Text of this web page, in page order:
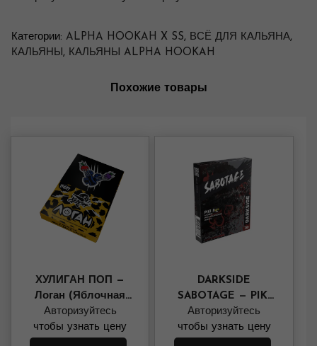
Категории: ALPHA HOOKAH X SS, ВСЁ ДЛЯ КАЛЬЯНА,
КАЛЬЯНЫ , КАЛЬЯНЫ ALPHA HOOKAH
Похожие товары
ХУЛИГАН ПОП —
Логан (Яблочная
Слива) 25 гр.
Авторизуйтесь
чтобы узнать цену
DARKSIDE
SABOTAGE — PIKI
(ананас, кокос,
арбуз) 30 ГРАММ
Авторизуйтесь
чтобы узнать цену